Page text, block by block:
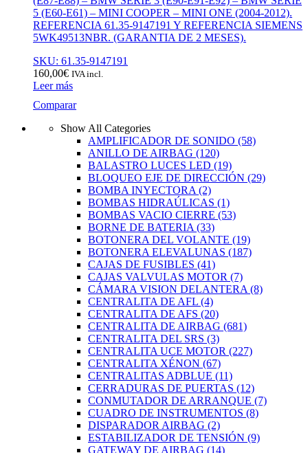
5 (E60-E61) – MINI COOPER – MINI ONE (2004-2012).
REFERENCIA 61.35-9147191 Y REFERENCIA SIEMENS
5WK49513NBR. (GARANTIA DE 2 MESES).
SKU: 61.35-9147191
160,00€ IVA incl.
Leer más
Comparar
Show All Categories
AMPLIFICADOR DE SONIDO (58)
ANILLO DE AIRBAG (120)
BALASTRO LUCES LED (19)
BLOQUEO EJE DE DIRECCIÓN (29)
BOMBA INYECTORA (2)
BOMBAS HIDRAÚLICAS (1)
BOMBAS VACIO CIERRE (53)
BORNE DE BATERIA (33)
BOTONERA DEL VOLANTE (19)
BOTONERA ELEVALUNAS (187)
CAJAS DE FUSIBLES (41)
CAJAS VALVULAS MOTOR (7)
CÁMARA VISION DELANTERA (8)
CENTRALITA DE AFL (4)
CENTRALITA DE AFS (20)
CENTRALITA DE AIRBAG (681)
CENTRALITA DEL SRS (3)
CENTRALITA UCE MOTOR (227)
CENTRALITA XÉNON (67)
CENTRALITAS ADBLUE (11)
CERRADURAS DE PUERTAS (12)
CONMUTADOR DE ARRANQUE (7)
CUADRO DE INSTRUMENTOS (8)
DISPARADOR AIRBAG (2)
ESTABILIZADOR DE TENSIÓN (9)
GATEWAY DE AIRBAG (14)